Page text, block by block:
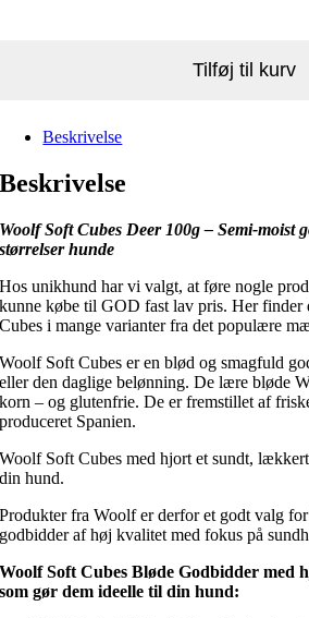
Tilføj til kurv
Beskrivelse
Beskrivelse
Woolf Soft Cubes Deer 100g – Semi-moist
størrelser hunde
Hos unikhund har vi valgt, at føre nogle
kunne købe til GOD fast lav pris. Her finder
Cubes i mange varianter fra det populære
Woolf Soft Cubes er en blød og smagfuld
eller den daglige belønning. De lære bløde
korn – og glutenfrie. De er fremstillet af
produceret Spanien.
Woolf Soft Cubes med hjort et sundt,
din hund.
Produkter fra Woolf er derfor et godt valg
godbidder af høj kvalitet med fokus på
Woolf Soft Cubes Bløde Godbidder med
som gør dem ideelle til din hund: